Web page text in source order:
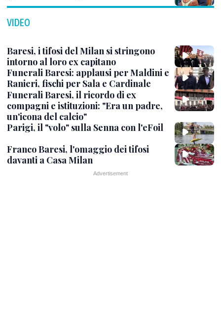
VIDEO
Baresi, i tifosi del Milan si stringono
intorno al loro ex capitano
Funerali Baresi: applausi per Maldini e
Ranieri, fischi per Sala e Cardinale
Funerali Baresi, il ricordo di ex
compagni e istituzioni: "Era un padre,
un'icona del calcio"
Parigi, il "volo" sulla Senna con l'eFoil
Franco Baresi, l'omaggio dei tifosi
davanti a Casa Milan